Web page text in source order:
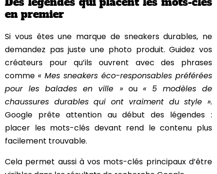
en premier
Si vous êtes une marque de sneakers durables, ne
demandez pas juste une photo produit. Guidez vos
créateurs pour qu’ils ouvrent avec des phrases
comme « Mes sneakers éco-responsables préférées
pour les balades en ville »ou « 5 modèles de
chaussures durables qui ont vraiment du style ».
Google prête attention au début des légendes :
placer les mots-clés devant rend le contenu plus
facilement trouvable.
Cela permet aussi à vos mots-clés principaux d’être